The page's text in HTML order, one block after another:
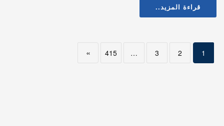
قراءة المزيد..
1
2
3
…
415
»